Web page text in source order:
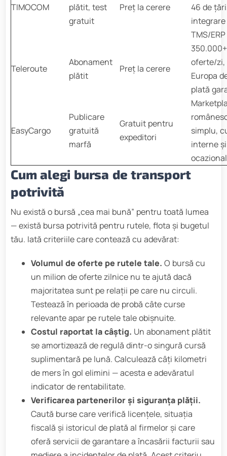
TIMOCOM
plătit, test
gratuit
Preț la cerere
46 de
integrare
TMS/ERP
Teleroute
Abonament
plătit
Preț la cerere
350.000+
oferte/
Europa
plată
EasyCargo
Publicare
gratuită
marfă
Gratuit pentru
expeditori
simplu,
interne și
Cum alegi bursa de transport
potrivită
Nu există o bursă „cea mai bună” pentru toată lumea
— există bursa potrivită pentru rutele, flota și bugetul
tău. Iată criteriile care contează cu adevărat:
Volumul de oferte pe rutele tale. O bursă cu
un milion de oferte zilnice nu te ajută dacă
majoritatea sunt pe relații pe care nu circuli.
Testează în perioada de probă câte curse
relevante apar pe rutele tale obișnuite.
Costul raportat la câștig. Un abonament plătit
se amortizează de regulă dintr-o singură cursă
suplimentară pe lună. Calculează câți kilometri
de mers în gol elimini — acesta e adevăratul
indicator de rentabilitate.
Verificarea partenerilor și siguranța plății.
Caută burse care verifică licențele, situația
fiscală și istoricul de plată al firmelor și care
oferă servicii de garantare a încasării facturii sau